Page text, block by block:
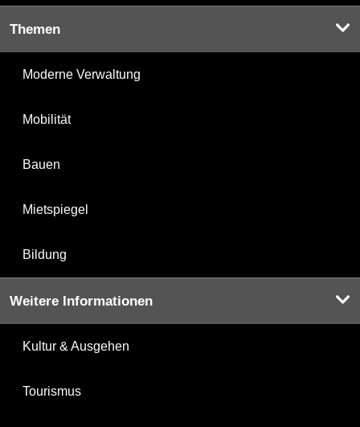
Themen
Moderne Verwaltung
Mobilität
Bauen
Mietspiegel
Bildung
Weitere Informationen
Kultur & Ausgehen
Tourismus